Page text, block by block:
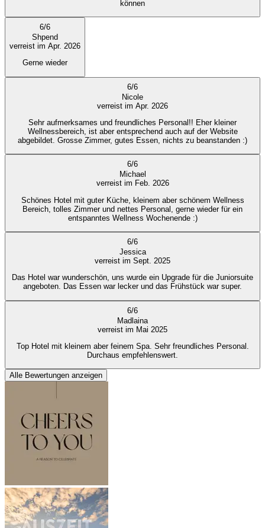
können
6/6
Shpend
verreist im Apr. 2026
Gerne wieder
6/6
Nicole
verreist im Apr. 2026
Sehr aufmerksames und freundliches Personal!! Eher kleiner
Wellnessbereich, ist aber entsprechend auch auf der Website
abgebildet. Grosse Zimmer, gutes Essen, nichts zu beanstanden :)
6/6
Michael
verreist im Feb. 2026
Schönes Hotel mit guter Küche, kleinem aber schönem Wellness
Bereich, tolles Zimmer und nettes Personal, gerne wieder für ein
entspanntes Wellness Wochenende :)
6/6
Jessica
verreist im Sept. 2025
Das Hotel war wunderschön, uns wurde ein Upgrade für die Juniorsuite
angeboten. Das Essen war lecker und das Frühstück war super.
6/6
Madlaina
verreist im Mai 2025
Top Hotel mit kleinem aber feinem Spa. Sehr freundliches Personal.
Durchaus empfehlenswert.
Alle Bewertungen anzeigen